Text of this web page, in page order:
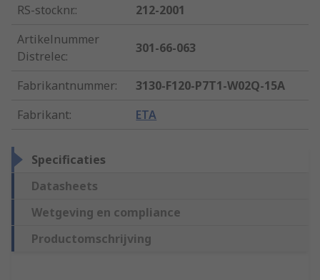
RS-stocknr.:
212-2001
Artikelnummer
Distrelec:
301-66-063
Fabrikantnummer:
3130-F120-P7T1-W02Q-15A
Fabrikant: ETA
Specificaties
Datasheets
Wetgeving en compliance
Productomschrijving